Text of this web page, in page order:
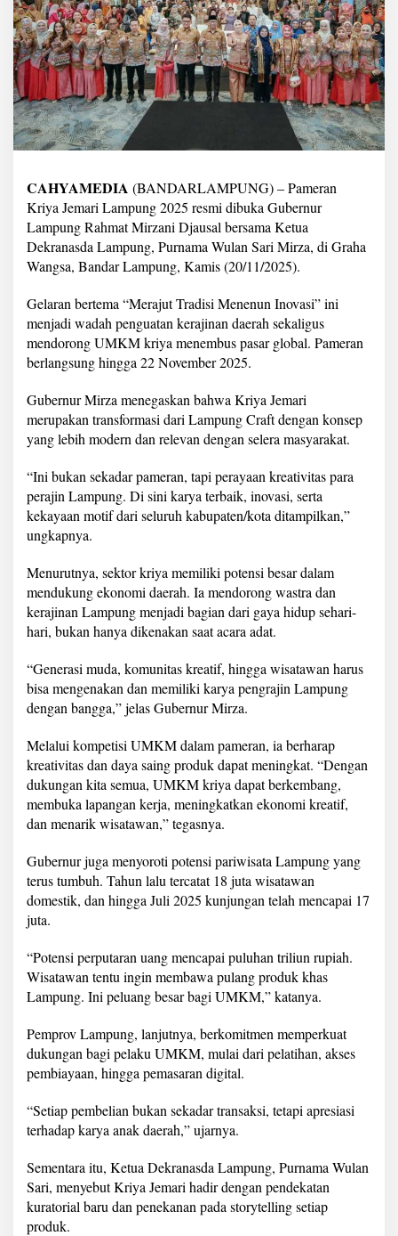
i
r
z
a
B
u
k
a
a
e
r
a
n
K
r
a
J
e
m
i
2
0
CAHYAMEDIA (BANDARLAMPUNG) – Pameran
Kriya Jemari Lampung 2025 resmi dibuka Gubernur
Lampung Rahmat Mirzani Djausal bersama Ketua
Dekranasda Lampung, Purnama Wulan Sari Mirza, di Graha
Wangsa, Bandar Lampung, Kamis (20/11/2025).
Gelaran bertema “Merajut Tradisi Menenun Inovasi” ini
menjadi wadah penguatan kerajinan daerah sekaligus
mendorong UMKM kriya menembus pasar global. Pameran
berlangsung hingga 22 November 2025.
Gubernur Mirza menegaskan bahwa Kriya Jemari
merupakan transformasi dari Lampung Craft dengan konsep
yang lebih modern dan relevan dengan selera masyarakat.
“Ini bukan sekadar pameran, tapi perayaan kreativitas para
perajin Lampung. Di sini karya terbaik, inovasi, serta
kekayaan motif dari seluruh kabupaten/kota ditampilkan,”
ungkapnya.
Menurutnya, sektor kriya memiliki potensi besar dalam
mendukung ekonomi daerah. Ia mendorong wastra dan
kerajinan Lampung menjadi bagian dari gaya hidup sehari-
hari, bukan hanya dikenakan saat acara adat.
“Generasi muda, komunitas kreatif, hingga wisatawan harus
bisa mengenakan dan memiliki karya pengrajin Lampung
dengan bangga,” jelas Gubernur Mirza.
Melalui kompetisi UMKM dalam pameran, ia berharap
kreativitas dan daya saing produk dapat meningkat. “Dengan
dukungan kita semua, UMKM kriya dapat berkembang,
membuka lapangan kerja, meningkatkan ekonomi kreatif,
dan menarik wisatawan,” tegasnya.
Gubernur juga menyoroti potensi pariwisata Lampung yang
terus tumbuh. Tahun lalu tercatat 18 juta wisatawan
domestik, dan hingga Juli 2025 kunjungan telah mencapai 17
juta.
“Potensi perputaran uang mencapai puluhan triliun rupiah.
Wisatawan tentu ingin membawa pulang produk khas
Lampung. Ini peluang besar bagi UMKM,” katanya.
Pemprov Lampung, lanjutnya, berkomitmen memperkuat
dukungan bagi pelaku UMKM, mulai dari pelatihan, akses
pembiayaan, hingga pemasaran digital.
“Setiap pembelian bukan sekadar transaksi, tetapi apresiasi
terhadap karya anak daerah,” ujarnya.
Sementara itu, Ketua Dekranasda Lampung, Purnama Wulan
Sari, menyebut Kriya Jemari hadir dengan pendekatan
kuratorial baru dan penekanan pada storytelling setiap
produk.